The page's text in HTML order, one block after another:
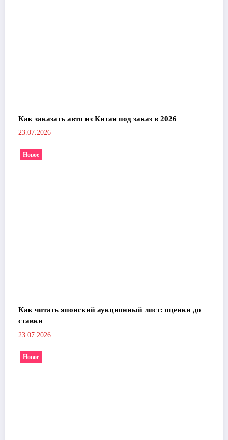
Как заказать авто из Китая под заказ в 2026
23.07.2026
Новое
Как читать японский аукционный лист: оценки до
ставки
23.07.2026
Новое